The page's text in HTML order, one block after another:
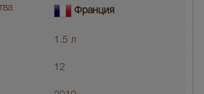
Франция
1.5 л
12